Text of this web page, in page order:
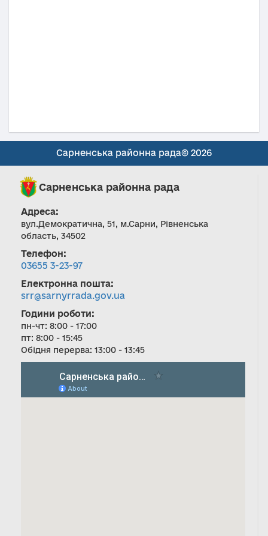
Сарненська районна рада© 2026
Сарненська районна рада
Адреса:
вул.Демократична, 51, м.Сарни, Рівненська
область, 34502
Телефон:
03655 3-23-97
Електронна пошта:
srr@sarnyrrada.gov.ua
Години роботи:
пн-чт: 8:00 - 17:00
пт: 8:00 - 15:45
Обідня перерва: 13:00 - 13:45